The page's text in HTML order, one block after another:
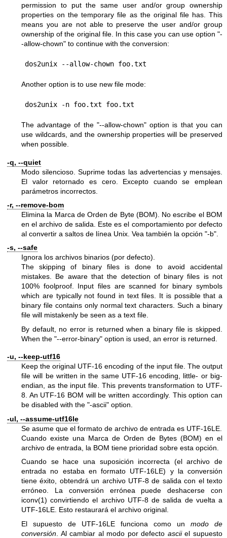
permission to put the same user and/or group ownership
properties on the temporary file as the original file has. This
means you are not able to preserve the user and/or group
ownership of the original file. In this case you can use option "-
-allow-chown" to continue with the conversion:
Another option is to use new file mode:
The advantage of the "--allow-chown"option is that you can
use wildcards, and the ownership properties will be preserved
when possible.
-q, --quiet
Modo silencioso. Suprime todas las advertencias y mensajes.
El valor retornado es cero. Excepto cuando se emplean
parámetros incorrectos.
-r, --remove-bom
Elimina la Marca de Orden de Byte (BOM). No escribe el BOM
en el archivo de salida. Este es el comportamiento por defecto
al convertir a saltos de línea Unix. Vea también la opción "-b"
-s, --safe
Ignora los archivos binarios (por defecto).
The skipping of binary files is done to avoid accidental
mistakes. Be aware that the detection of binary files is not
100% foolproof. Input files are scanned for binary symbols
which are typically not found in text files. It is possible that a
binary file contains only normal text characters. Such a binary
file will mistakenly be seen as a text file.
By default, no error is returned when a binary file is skipped.
When the "--error-binary" option is used, an error is returned.
-u, --keep-utf16
Keep the original UTF-16 encoding of the input file. The output
file will be written in the same UTF-16 encoding, little- or big-
endian, as the input file. This prevents transformation to UTF-
8. An UTF-16 BOM will be written accordingly. This option can
be disabled with the "-ascii" option.
-ul, --assume-utf16le
Se asume que el formato de archivo de entrada es UTF-16LE.
Cuando existe una Marca de Orden de Bytes (BOM) en el
archivo de entrada, la BOM tiene prioridad sobre esta opción.
Cuando se hace una suposición incorrecta (el archivo de
entrada no estaba en formato UTF-16LE) y la conversión
tiene éxito, obtendrá un archivo UTF-8 de salida con el texto
erróneo. La conversión errónea puede deshacerse con
iconv(1) convirtiendo el archivo UTF-8 de salida de vuelta a
UTF-16LE. Esto restaurará el archivo original.
El supuesto de UTF-16LE funciona como un modo de
conversión . Al cambiar al modo por defecto asciiel supuesto